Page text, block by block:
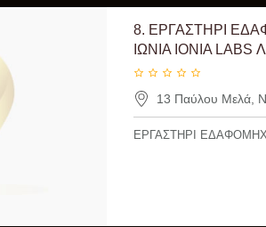
8. ΕΡΓΑΣΤΗΡΙ
ΙΩΝΙΑ IONIA
13 Παύλου Μελά,
ΕΡΓΑΣΤΗΡΙ